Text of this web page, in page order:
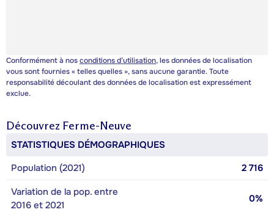
Conformément à nosconditions d’utilisation, les données de localisation
vous sont fournies « telles quelles », sans aucune garantie. Toute
responsabilité découlant des données de localisation est expressément
exclue.
Découvrez Ferme-Neuve
STATISTIQUES DÉMOGRAPHIQUES
Population (2021)
2 716
Variation de la pop. entre
2016 et 2021
0%